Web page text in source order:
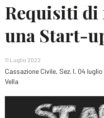
Requisiti
una Start-
11 Luglio 2022
Cassazione Civile, Sez. I, 04
Vella